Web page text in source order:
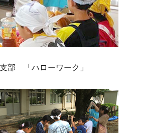
部 「ハローワーク」